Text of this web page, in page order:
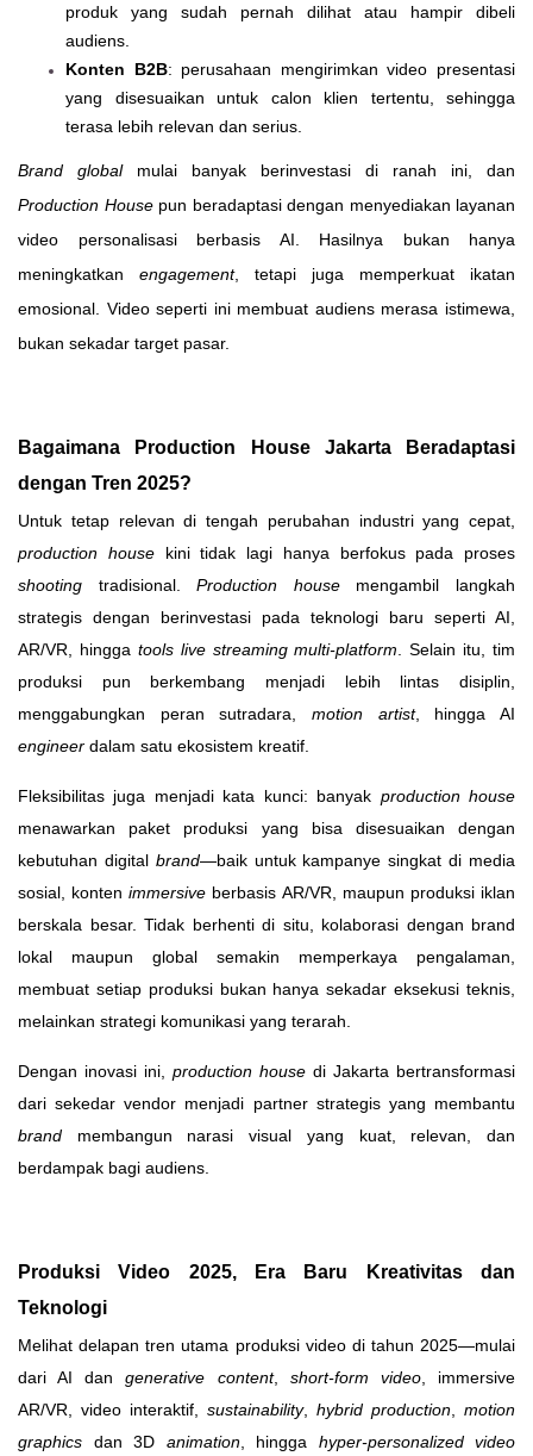
produk yang sudah pernah dilihat atau hampir dibeli
audiens.
Konten B2B: perusahaan mengirimkan video presentasi
yang disesuaikan untuk calon klien tertentu, sehingga
terasa lebih relevan dan serius.
Brand globalmulai banyak berinvestasi di ranah ini, dan
Production Housepun beradaptasi dengan menyediakan layanan
video personalisasi berbasis AI. Hasilnya bukan hanya
meningkatkan engagement, tetapi juga memperkuat ikatan
emosional. Video seperti ini membuat audiens merasa istimewa,
bukan sekadar target pasar.
Bagaimana Production House Jakarta Beradaptasi
dengan Tren 2025?
Untuk tetap relevan di tengah perubahan industri yang cepat,
production housekini tidak lagi hanya berfokus pada proses
shooting tradisional.Production housemengambil langkah
strategis dengan berinvestasi pada teknologi baru seperti AI,
AR/VR, hingga tools live streaming multi-platform . Selain itu, tim
produksi pun berkembang menjadi lebih lintas disiplin,
menggabungkan peran sutradara, motion artist, hingga AI
engineer dalam satu ekosistem kreatif.
Fleksibilitas juga menjadi kata kunci: banyak production house
menawarkan paket produksi yang bisa disesuaikan dengan
kebutuhan digital brand—baik untuk kampanye singkat di media
sosial, kontenimmersive berbasis AR/VR, maupun produksi iklan
berskala besar. Tidak berhenti di situ, kolaborasi dengan brand
lokal maupun global semakin memperkaya pengalaman,
membuat setiap produksi bukan hanya sekadar eksekusi teknis,
melainkan strategi komunikasi yang terarah.
Dengan inovasi ini, production house di Jakarta bertransformasi
dari sekedar vendor menjadi partner strategis yang membantu
brand membangun narasi visual yang kuat, relevan, dan
berdampak bagi audiens.
Produksi Video 2025, Era Baru Kreativitas dan
Teknologi
Melihat delapan tren utama produksi video di tahun 2025—mulai
dari AI dangenerative content, short-form video, immersive
AR/VR, video interaktif, sustainability, hybrid production
motion
graphics dan 3D animation, hingga hyper-personalized video